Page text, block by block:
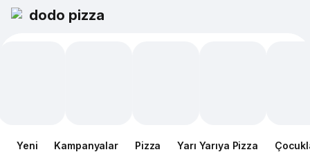
dodo pizza
Yeni Kampanyalar Pizza Yarı Yarıya Pizza